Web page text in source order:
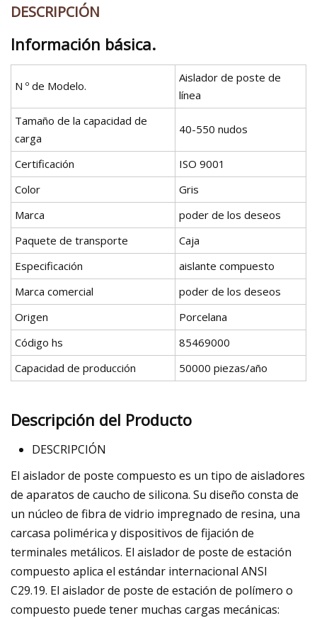
DESCRIPCIÓN
Información básica.
N º de Modelo.
Aislador de poste de
línea
Tamaño de la capacidad de
carga
40-550 nudos
Certificación
ISO 9001
Color
Gris
Marca
poder de los deseos
Paquete de transporte
Caja
Especificación
aislante compuesto
Marca comercial
poder de los deseos
Origen
Porcelana
Código hs
85469000
Capacidad de producción
50000 piezas/año
Descripción del Producto
DESCRIPCIÓN
El aislador de poste compuesto es un tipo de aisladores
de aparatos de caucho de silicona. Su diseño consta de
un núcleo de fibra de vidrio impregnado de resina, una
carcasa polimérica y dispositivos de fijación de
terminales metálicos. El aislador de poste de estación
compuesto aplica el estándar internacional ANSI
C29.19. El aislador de poste de estación de polímero o
compuesto puede tener muchas cargas mecánicas: